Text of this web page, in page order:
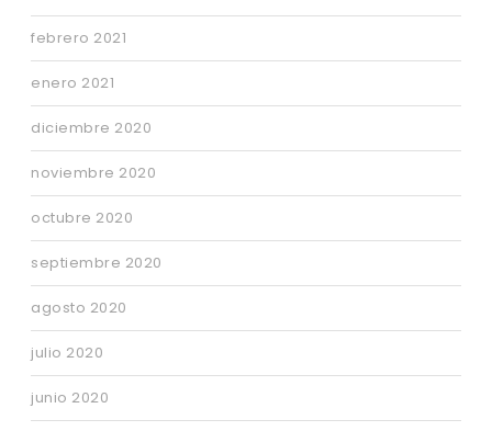
febrero 2021
enero 2021
diciembre 2020
noviembre 2020
octubre 2020
septiembre 2020
agosto 2020
julio 2020
junio 2020